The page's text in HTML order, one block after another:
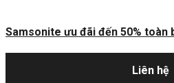
Samsonite ưu đãi đến 50% toàn
Liên hệ